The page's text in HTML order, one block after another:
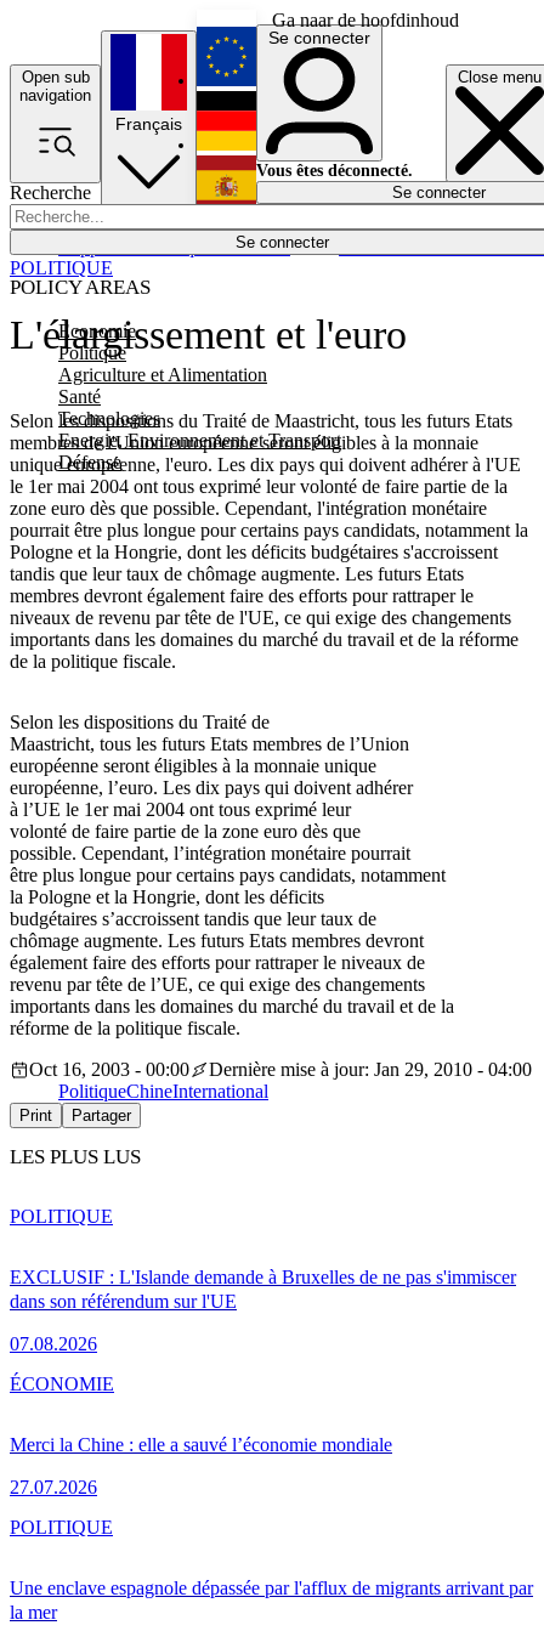
Ga naar de hoofdinhoud
Open sub
navigation
Close menu
Recherche
Se connecter
POLICY AREAS
Economie
Politique
Agriculture et Alimentation
Santé
Technologies
Energie, Environnement et Transport
Défense
Économie
Français
English
Deutsch
Español
Se connecter
Vous êtes déconnecté.
Se connecter
L'élargissement et l'euro
Selon les dispositions du Traité de Maastricht, tous les futurs Etats
membres de l'Union européenne seront éligibles à la monnaie
unique européenne, l'euro. Les dix pays qui doivent adhérer à l'UE
le 1er mai 2004 ont tous exprimé leur volonté de faire partie de la
zone euro dès que possible. Cependant, l'intégration monétaire
pourrait être plus longue pour certains pays candidats, notamment la
Pologne et la Hongrie, dont les déficits budgétaires s'accroissent
tandis que leur taux de chômage augmente. Les futurs Etats
membres devront également faire des efforts pour rattraper le
niveaux de revenu par tête de l'UE, ce qui exige des changements
importants dans les domaines du marché du travail et de la réforme
de la politique fiscale.
POLITIQUE
Selon les dispositions du Traité de
Maastricht, tous les futurs Etats membres de l’Union
européenne seront éligibles à la monnaie unique
européenne, l’euro. Les dix pays qui doivent adhérer
à l’UE le 1er mai 2004 ont tous exprimé leur
volonté de faire partie de la zone euro dès que
possible. Cependant, l’intégration monétaire pourrait
être plus longue pour certains pays candidats, notamment
la Pologne et la Hongrie, dont les déficits
budgétaires s’accroissent tandis que leur taux de
chômage augmente. Les futurs Etats membres devront
également faire des efforts pour rattraper le niveaux de
revenu par tête de l’UE, ce qui exige des changements
importants dans les domaines du marché du travail et de la
réforme de la politique fiscale.
Oct 16, 2003 - 00:00
Dernière mise à jour: Jan 29, 2010 - 04:00
PolitiqueChineInternational
Print Partager
LES PLUS LUS
EXCLUSIF : L'Islande demande à Bruxelles de ne pas s'immiscer
dans son référendum sur l'UE
07.08.2026
POLITIQUE
Merci la Chine : elle a sauvé l’économie mondiale
27.07.2026
ÉCONOMIE
Une enclave espagnole dépassée par l'afflux de migrants arrivant par
la mer
POLITIQUE